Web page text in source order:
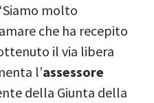
molto
che ha recepito
il via libera
l’assessore
della Giunta della